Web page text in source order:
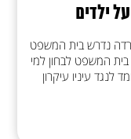
ילדים
נדרש בית המשפט
המשפט לבחון למי
לנגד עיניו עיקרון